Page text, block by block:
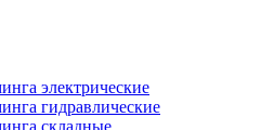
электрические
гидравлические
складные